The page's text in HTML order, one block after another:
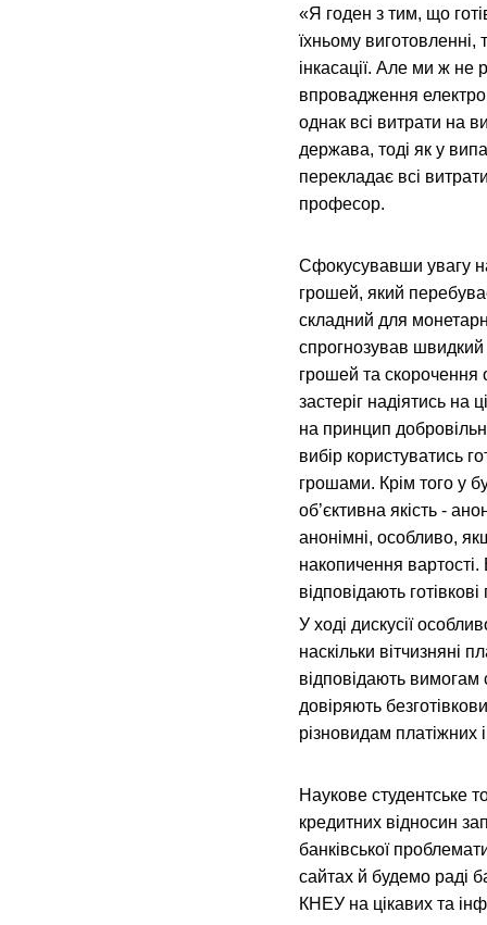
«Я годен з тим, що
їхньому виготовленні,
інкасації. Але ми ж не
впровадження
однак всі витрати на
держава, тоді як у
перекладає всі
професор.
Сфокусувавши увагу
грошей, який
складний для
спрогнозував швидкий
грошей та скорочення
застеріг надіятись на
на принцип
вибір користуватись
грошами. Крім того у
об’єктивна якість -
анонімні, особливо,
накопичення
відповідають
У ході дискусії
наскільки вітчизняні
відповідають вимогам
довіряють
різновидам платіжних
Наукове студентське
кредитних відносин
банківської
сайтах й будемо раді
КНЕУ на цікавих та